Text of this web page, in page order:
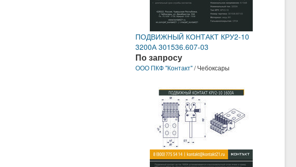
ПОДВИЖНЫЙ КОНТАКТ КРУ2-10
3200А 301536.607-03
По запросу
ООО ПКФ "Контакт"/ Чебоксары